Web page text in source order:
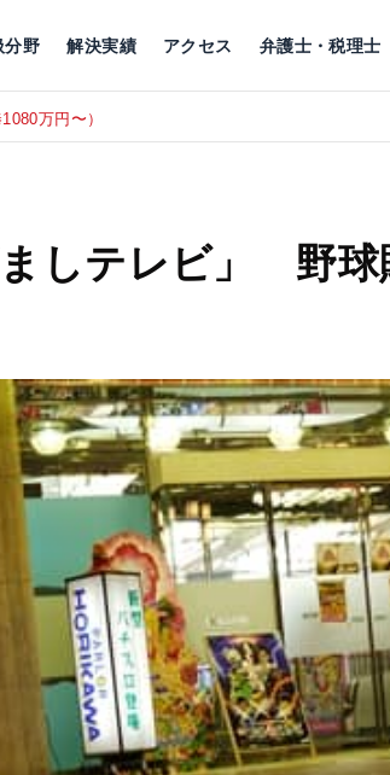
分野 解決実績 アクセス 弁護士・税理士
万円〜）
しテレビ」 野球